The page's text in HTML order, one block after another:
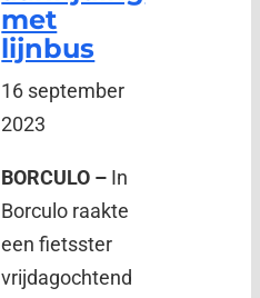
met
lijnbus
16 september
2023
BORCULO – In
Borculo raakte
een fietsster
vrijdagochtend